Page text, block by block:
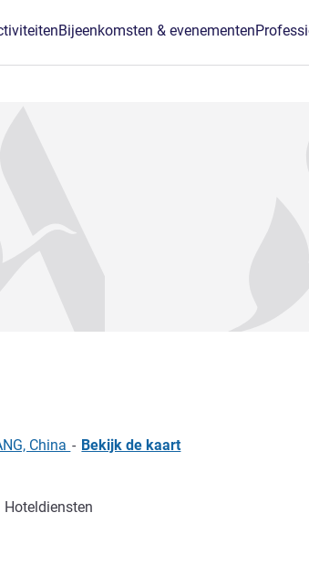
Bijeenkomsten & evenementen
China - Bekijk de kaart
Hoteldiensten